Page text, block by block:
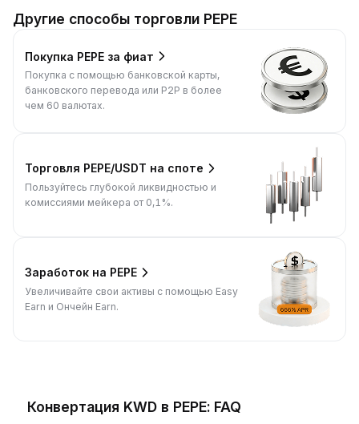
Другие способы торговли PEPE
Покупка PEPE за фиат
Покупка с помощью банковской карты,
банковского перевода или P2P в более
чем 60 валютах.
Торговля PEPE/USDT на споте
Пользуйтесь глубокой ликвидностью и
комиссиями мейкера от 0,1%.
Заработок на PEPE
Увеличивайте свои активы с помощью Easy
Earn и Ончейн Earn.
Конвертация KWD в PEPE: FAQ